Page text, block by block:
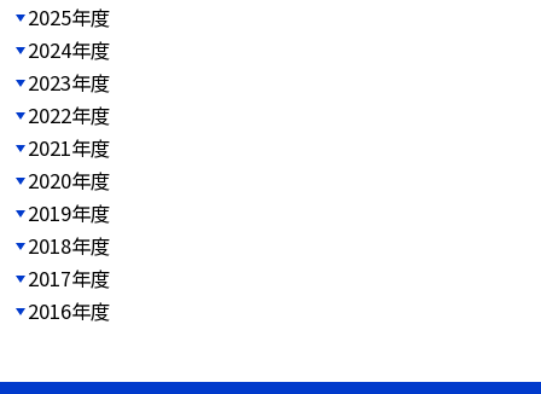
2025年度
2024年度
2023年度
2022年度
2021年度
2020年度
2019年度
2018年度
2017年度
2016年度